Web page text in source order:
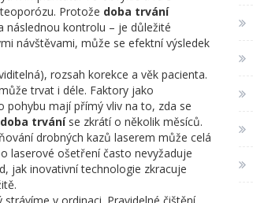
Protože doba trvání
následnou kontrolu – je důležité
návštěvami, může se efektní výsledek
rozsah korekce a věk pacienta.
trvat i déle. Faktory jako
pohybu mají přímý vliv na to, zda se
doba trváníse zkrátí o několik měsíců.
drobných kazů laserem může celá
laserové ošetření často nevyžaduje
jak inovativní technologie zkracuje
v ordinaci. Pravidelné čištění